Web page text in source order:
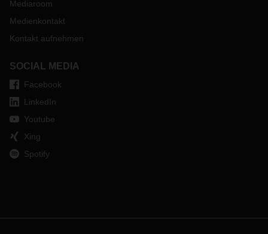
Mediaroom
Medienkontakt
Kontakt aufnehmen
SOCIAL MEDIA
Facebook
LinkedIn
Youtube
Xing
Spotify